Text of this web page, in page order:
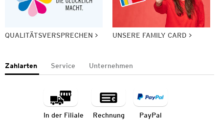
QUALITÄTSVERSPRECHEN UNSERE FAMILY CARD
Zahlarten Service Unternehmen
In der Filiale Rechnung PayPal